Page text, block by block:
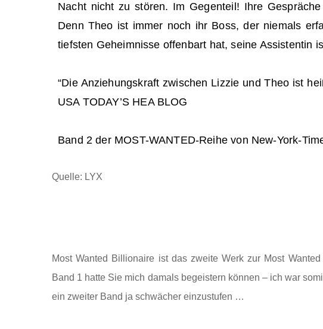
Nacht nicht zu stören. Im Gegenteil! Ihre
Denn Theo ist immer noch ihr Boss, der niemals
tiefsten Geheimnisse offenbart hat, seine Assistentin
“Die Anziehungskraft zwischen Lizzie und Theo ist
USA TODAY’S HEA BLOG
Band 2 der MOST-WANTED-Reihe von New-York-
Quelle: LYX
Most Wanted Billionaire ist das zweite Werk zur Most
Band 1 hatte Sie mich damals begeistern können – ich war
ein zweiter Band ja schwächer einzustufen …